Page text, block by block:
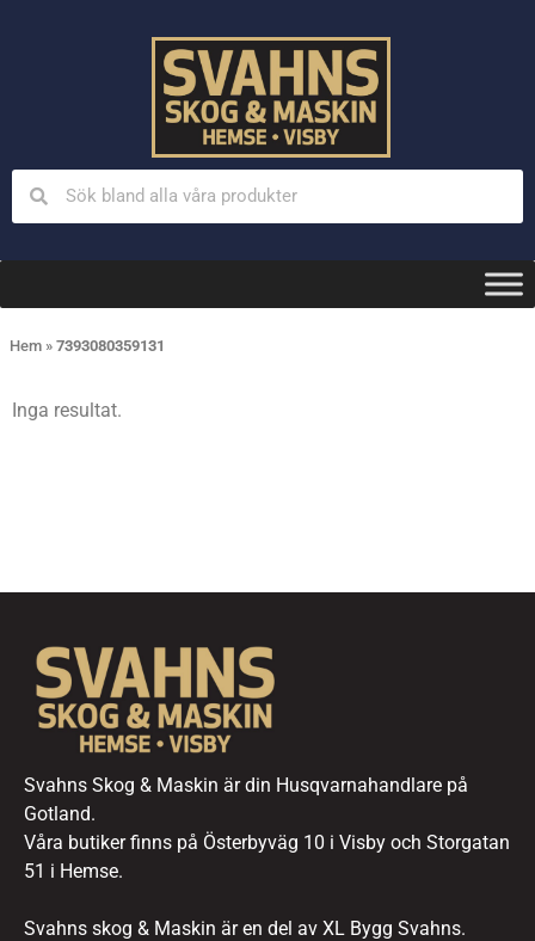
Hem » 7393080359131
Inga resultat.
Svahns Skog & Maskin är din Husqvarnahandlare på
Gotland.
Våra butiker finns på Österbyväg 10 i Visby och Storgatan
51 i Hemse.
Svahns skog & Maskin är en del av XL Bygg Svahns.